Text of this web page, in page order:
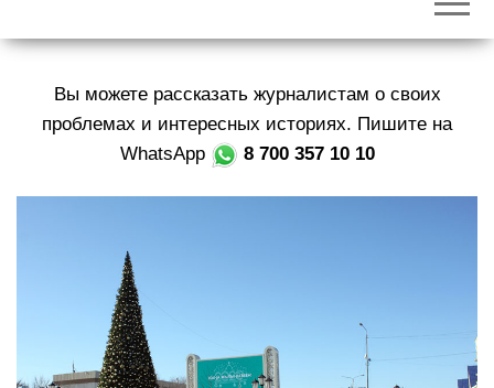
к
р
Вы можете рассказать журналистам о своих
проблемах и интересных историях. Пишите на
WhatsApp
8 700 357 10 10